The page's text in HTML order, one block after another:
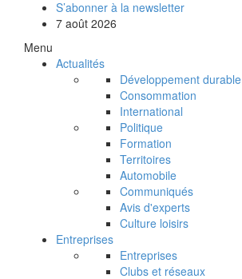
S’abonner à la newsletter
7 août 2026
Menu
Actualités
Développement durable
Consommation
International
Politique
Formation
Territoires
Automobile
Communiqués
Avis d'experts
Culture loisirs
Entreprises
Entreprises
Clubs et réseaux